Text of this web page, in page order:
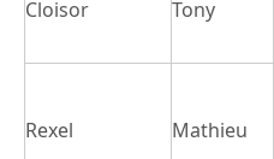
Cloisor Tony
Rexel Mathieu